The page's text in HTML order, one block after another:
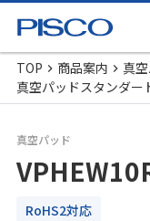
TOP 商品案内
真
真空パッドスタンダー
真空パッド
RoHS2対応